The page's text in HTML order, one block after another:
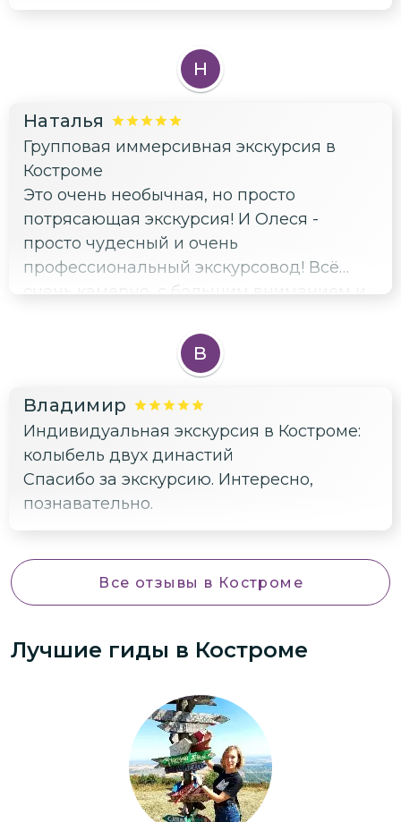
Н
Наталья
Групповая иммерсивная экскурсия в
Костроме
Это очень необычная, но просто
потрясающая экскурсия! И Олеся -
просто чудесный и очень
профессиональный экскурсовод! Всё
очень камерно, с большим вниманием и
В
Владимир
Индивидуальная экскурсия в Костроме:
колыбель двух династий
Спасибо за экскурсию. Интересно,
познавательно.
Все отзывы в Костроме
Лучшие гиды в Костроме